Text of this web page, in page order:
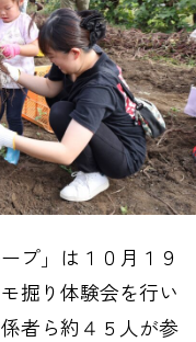
プ」は１０月１９
掘り体験会を行い
者ら約４５人が参